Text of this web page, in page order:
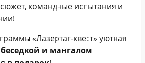
командные испытания и
«Лазертаг-квест» уютная
и мангалом